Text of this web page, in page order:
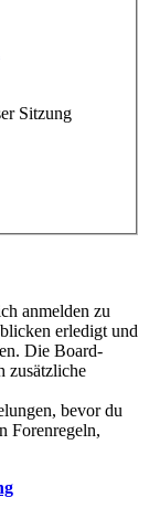
Sitzung
anmelden zu
erledigt und
Die Board-
zusätzliche
bevor du
Forenregeln,